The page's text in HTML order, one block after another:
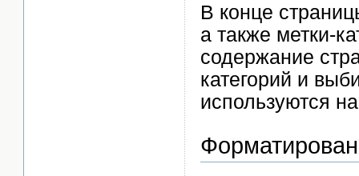
В конце
а также метки-
содержание
категорий и
используются